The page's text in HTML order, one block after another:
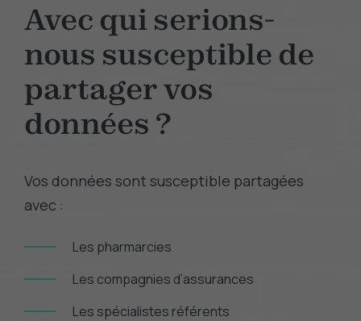
Avec qui serions-
nous susceptible de
partager vos
données ?
Vos données sont susceptible partagées
avec :
Les pharmarcies
Les compagnies d’assurances
Les spécialistes référents